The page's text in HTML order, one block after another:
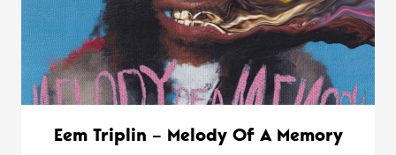
Eem Triplin – Melody Of A Memory